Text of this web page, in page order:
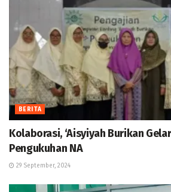
BERITA
Kolaborasi, ‘Aisyiyah Burikan
Pengukuhan NA
29 September, 2024